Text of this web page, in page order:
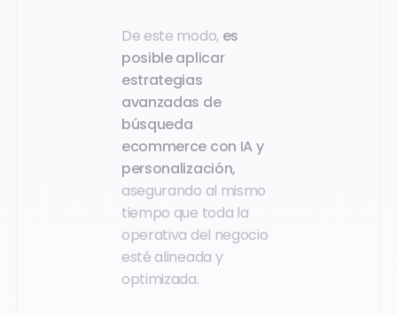
De este modo, es
posible aplicar
estrategias
avanzadas de
búsqueda
ecommerce con IA y
personalización,
asegurando al mismo
tiempo que toda la
operativa del negocio
esté alineada y
optimizada.